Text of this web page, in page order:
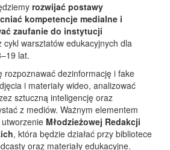
rozwijać postawy
kompetencje medialne i
zaufanie do instytucji
cykl warsztatów edukacyjnych dla
lat.
rozpoznawać dezinformację i fake
i materiały wideo, analizować
sztuczną inteligencję oraz
z mediów. Ważnym elementem
Młodzieżowej Redakcji
, która będzie działać przy bibliotece
oraz materiały edukacyjne.